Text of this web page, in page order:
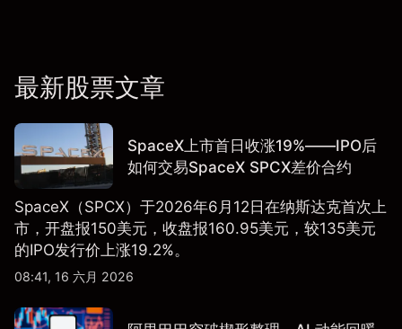
最新股票文章
SpaceX上市首日收涨19%——IPO后
如何交易SpaceX SPCX差价合约
SpaceX（SPCX）于2026年6月12日在纳斯达克首次上
市，开盘报150美元，收盘报160.95美元，较135美元
的IPO发行价上涨19.2%。
08:41, 16 六月 2026